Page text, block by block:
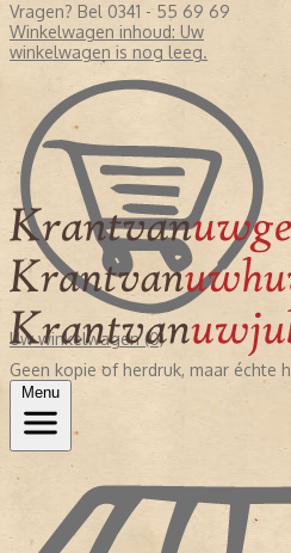
Vragen? Bel 0341 - 55 69 69
Winkelwagen inhoud: Uw
winkelwagen is nog leeg.
Uw winkelwagen (0)
Geen kopie of herdruk, maar échte
Menu